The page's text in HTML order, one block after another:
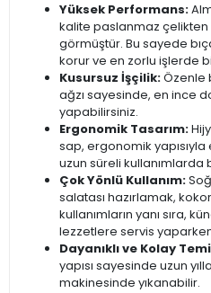
Yüksek Performans:
kalite paslanmaz çelikten
görmüştür. Bu sayede
korur ve en zorlu işlerde
Kusursuz İşçilik:Özenle
ağzı sayesinde, en ince
yapabilirsiniz.
Ergonomik Tasarım:
sap, ergonomik
uzun süreli kullanımlarda
Çok Yönlü Kullanım:
salatası hazırlamak,
kullanımların yanı sıra,
lezzetlere servis
Dayanıklı ve Kolay
yapısı sayesinde uzun
makinesinde yıkanabilir.